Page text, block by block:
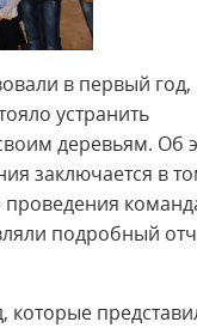
в первый год,
устранить
деревьям. Об
заключается в
проведения
подробный
которые